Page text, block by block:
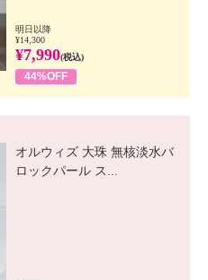
明日以降
¥14,300
¥7,990(税込)
44%OFF
オルウィズ 大珠 無核淡水バ
ロックパール ス...